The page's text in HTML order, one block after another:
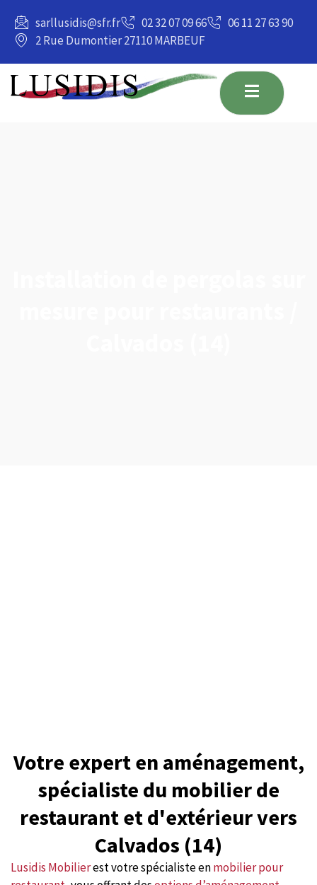
principalsarllusidis@sfr.fr 02 32 07 09 66
06 11 27 63 90
2 Rue Dumontier 27110 MARBEUF
Votre expert en aménagement,
spécialiste du mobilier de
restaurant et d'extérieur vers
Calvados (14)
Lusidis Mobilierest votre spécialiste enmobilier pour